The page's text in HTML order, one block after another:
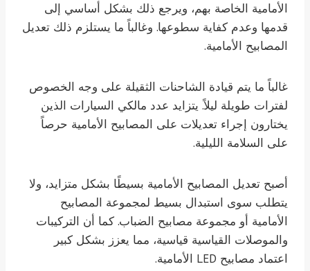
الأمامية الخاصة بهم، ويرجع ذلك بشكل أساسي إلى
قدمها وعدم كفاية سطوعها. وغالباً ما يستلزم ذلك تعديل
المصابيح الأمامية.
غالباً ما يتم قيادة الشاحنات الثقيلة على وجه الخصوص
لفترات طويلة ليلاً. يتزايد عدد مالكي السيارات الذين
يختارون إجراء تعديلات على المصابيح الأمامية حرصاً
على السلامة الليلية.
أصبح تعديل المصابيح الأمامية بسيطًا بشكل متزايد، ولا
يتطلب سوى استبدال بسيط لمجموعة المصابيح
الأمامية أو مجموعة مصابيح الضباب. كما أن التركيبات
والموصلات القياسية قياسية، مما يعزز بشكل كبير
اعتماد مصابيح LED الأمامية.